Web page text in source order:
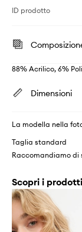
ID prodotto
88% Acrilico, 6%
Dimensioni
La modella nella
Taglia standard
Raccomandiamo di
Scopri i